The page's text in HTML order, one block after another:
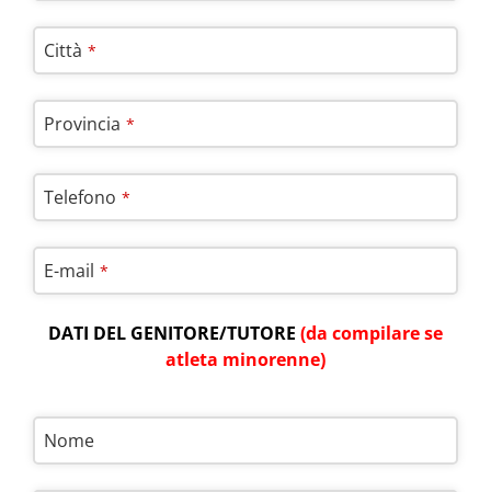
Città *
Provincia *
Telefono *
E-mail *
DATI DEL GENITORE/TUTORE (da compilare se
atleta minorenne)
Nome